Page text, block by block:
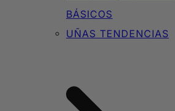
BÁSICOS
UÑAS TENDENCIAS